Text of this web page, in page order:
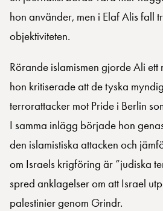
hon använder, men i Elaf Alis fall
objektiviteten.
Rörande islamismen gjorde Ali
hon kritiserade att de tyska
terrorattacker mot Pride i Berlin
I samma inlägg började hon
den islamistiska attacken och
om Israels krigföring är ”judiska
spred anklagelser om att Israel
palestinier genom Grindr.